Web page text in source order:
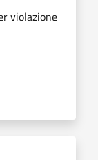
violazione